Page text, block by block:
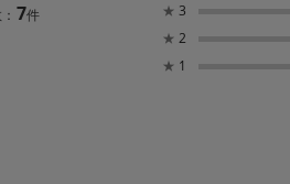
7件 ★ 3
★ 2
★ 1